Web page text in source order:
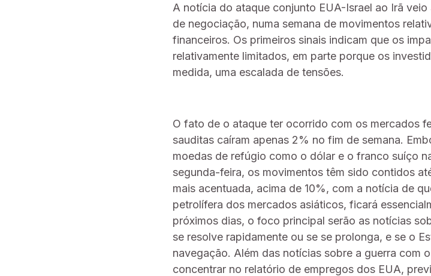
A notícia do ataque conjunto EUA-Israel ao Irã
de negociação, numa semana de movimentos
financeiros. Os primeiros sinais indicam que os
relativamente limitados, em parte porque os
medida, uma escalada de tensões.
O fato de o ataque ter ocorrido com os mercados
sauditas caíram apenas 2% no fim de semana.
moedas de refúgio como o dólar e o franco suíço
segunda-feira, os movimentos têm sido contidos
mais acentuada, acima de 10%, com a notícia de
petrolífera dos mercados asiáticos, ficará
próximos dias, o foco principal serão as notícias
se resolve rapidamente ou se se prolonga, e se o
navegação. Além das notícias sobre a guerra com
concentrar no relatório de empregos dos EUA,